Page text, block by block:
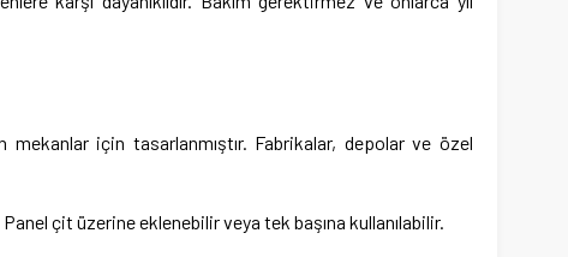
için tasarlanmıştır. Fabrikalar, depolar ve özel
çit üzerine eklenebilir veya tek başına kullanılabilir.